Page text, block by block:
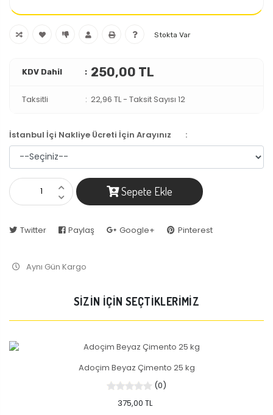
Stokta Var
KDV Dahil 250,00 TL
Taksitli 22,96 TL- Taksit Sayısı 12
İstanbul İçi Nakliye Ücreti İçin Arayınız :
Sepete Ekle
Twitter Paylaş Google+ Pinterest
Aynı Gün Kargo
SİZİN İÇİN SEÇTİKLERİMİZ
Adoçim Beyaz Çimento 25 kg
(0)
375,00 TL